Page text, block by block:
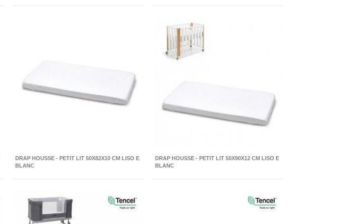
DRAP HOUSSE - PETIT LIT 50X82X10 CM LISO E
BLANC
DRAP HOUSSE - PETIT LIT 50X90X12 CM LISO E
BLANC